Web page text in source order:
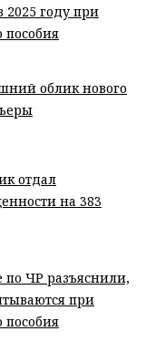
2025 году при
облик нового
отдал
на 383
ЧР разъяснили,
при